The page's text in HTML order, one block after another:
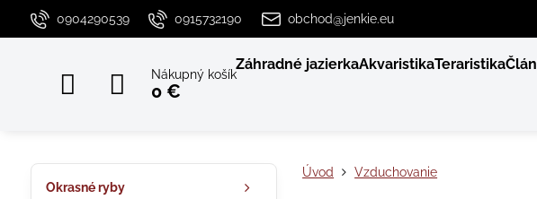
0904290539 0915732190 obchod@jenkie.eu
Nákupný košík
0 €
Záhradné jazierkaAkvaristikaTeraristika
Úvod Vzduchovanie
Okrasné ryby